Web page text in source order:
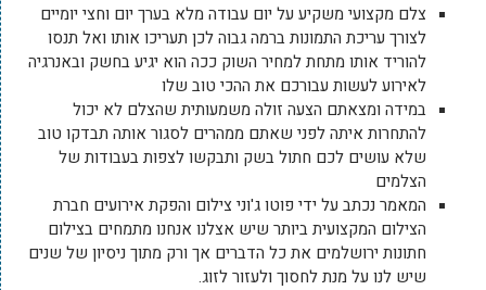
צלם מקצועי משקיע על יום עבודה מלא בערך יום וחצי יומיים
לצורך עריכת התמונות ברמה גבוה לכן תעריכו אותו ואל תנסו
להוריד אותו מתחת למחיר השוק ככה הוא יגיע בחשק ובאנרגיה
לאירוע לעשות עבורכם את ההכי טוב שלו
במידה ומצאתם הצעה זולה משמעותית שהצלם לא יכול
להתחרות איתה לפני שאתם ממהרים לסגור אותה תבדקו טוב
שלא עושים לכם חתול בשק ותבקשו לצפות בעבודות של
הצלמים
המאמר נכתב על ידי פוטו ג'וני צילום והפקת אירועים חברת
הצילום המקצועית ביותר שיש אצלנו אנחנו מתמחים בצילום
חתונות ירושלמים את כל הדברים אך ורק מתוך ניסיון של שנים
שיש לנו על מנת לחסוך ולעזור לזוג.